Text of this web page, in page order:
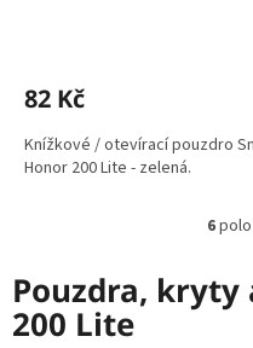
82 Kč
Knížkové / otevírací pouzdro
Honor 200 Lite - zelená.
6
Pouzdra, kryty
200 Lite